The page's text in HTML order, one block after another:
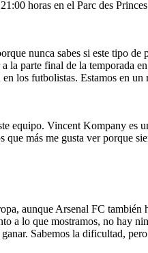
horas en el Parc des
nunca sabes si este tipo
la parte final de la temporada
los futbolistas. Estamos en
equipo. Vincent Kompany
que más me gusta ver porque
aunque Arsenal FC
a lo que mostramos, no hay
Sabemos la dificultad,